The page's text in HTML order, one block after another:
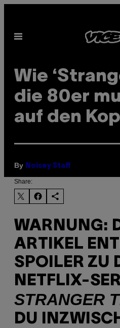
content
Open
Wie
die 80er
auf den
By Noisey Staff
Share:
WARNUNG:
ARTIKEL
SPOILER ZU
NETFLIX-
STRANGER
DU